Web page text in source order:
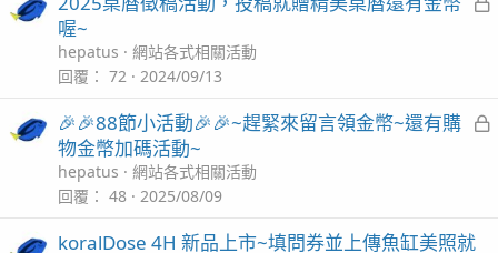
喔~
hepatus
網站各式相關活動
回覆
72 2024/09/13
🎉🎉88節小活動🎉🎉~趕緊來留言領金幣~還有購
物金幣加碼活動~
hepatus
網站各式相關活動
回覆
48 2025/08/09
koralDose 4H 新品上市~填問券並上傳魚缸美照就